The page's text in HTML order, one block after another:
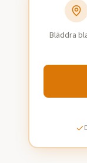
Bläddra